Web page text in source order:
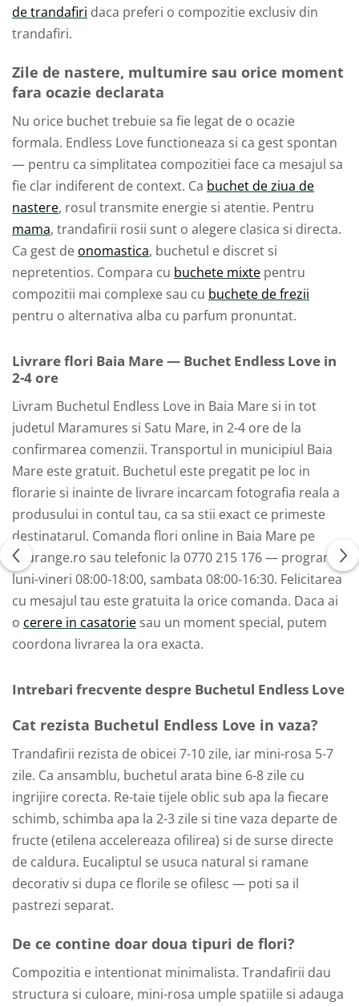
de trandafiri daca preferi o compozitie exclusiv din
trandafiri.
Zile de nastere, multumire sau orice moment
fara ocazie declarata
Nu orice buchet trebuie sa fie legat de o ocazie
formala. Endless Love functioneaza si ca gest spontan
— pentru ca simplitatea compozitiei face ca mesajul sa
fie clar indiferent de context. Ca buchet de ziua de
nastere, rosul transmite energie si atentie. Pentru
mama, trandafirii rosii sunt o alegere clasica si directa.
Ca gest de onomastica, buchetul e discret si
nepretentios. Compara cu buchete mixte pentru
compozitii mai complexe sau cu buchete de frezii
pentru o alternativa alba cu parfum pronuntat.
Livrare flori Baia Mare — Buchet Endless Love in
2-4 ore
Livram Buchetul Endless Love in Baia Mare si in tot
judetul Maramures si Satu Mare, in 2-4 ore de la
confirmarea comenzii. Transportul in municipiul Baia
Mare este gratuit. Buchetul este pregatit pe loc in
florarie si inainte de livrare incarcam fotografia reala a
produsului in contul tau, ca sa stii exact ce primeste
destinatarul. Comanda flori online in Baia Mare pe
fleurange.ro sau telefonic la 0770 215 176 — program
luni-vineri 08:00-18:00, sambata 08:00-16:30. Felicitarea
cu mesajul tau este gratuita la orice comanda. Daca ai
o cerere in casatorie sau un moment special, putem
coordona livrarea la ora exacta.
Intrebari frecvente despre Buchetul Endless Love
Cat rezista Buchetul Endless Love in vaza?
Trandafirii rezista de obicei 7-10 zile, iar mini-rosa 5-7
zile. Ca ansamblu, buchetul arata bine 6-8 zile cu
ingrijire corecta. Re-taie tijele oblic sub apa la fiecare
schimb, schimba apa la 2-3 zile si tine vaza departe de
fructe (etilena accelereaza ofilirea) si de surse directe
de caldura. Eucaliptul se usuca natural si ramane
decorativ si dupa ce florile se ofilesc — poti sa il
pastrezi separat.
De ce contine doar doua tipuri de flori?
Compozitia e intentionat minimalista. Trandafirii dau
structura si culoare, mini-rosa umple spatiile si adauga